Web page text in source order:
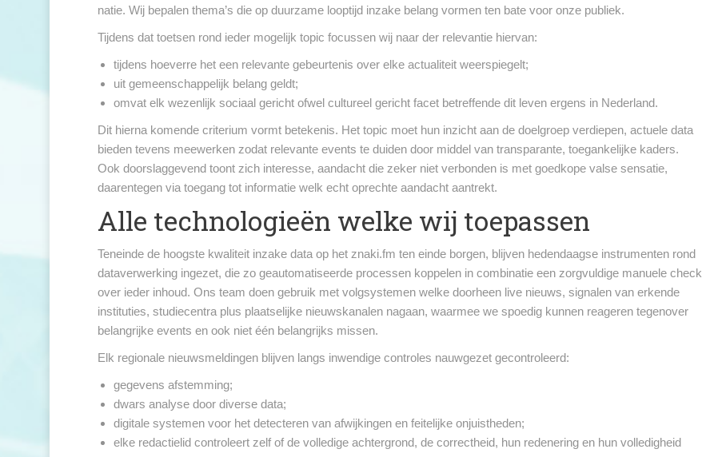
natie. Wij bepalen thema’s die op duurzame looptijd inzake belang vormen ten bate voor onze publiek.
Tijdens dat toetsen rond ieder mogelijk topic focussen wij naar der relevantie hiervan:
tijdens hoeverre het een relevante gebeurtenis over elke actualiteit weerspiegelt;
uit gemeenschappelijk belang geldt;
omvat elk wezenlijk sociaal gericht ofwel cultureel gericht facet betreffende dit leven ergens in Nederland.
Dit hierna komende criterium vormt betekenis. Het topic moet hun inzicht aan de doelgroep verdiepen, actuele data
bieden tevens meewerken zodat relevante events te duiden door middel van transparante, toegankelijke kaders.
Ook doorslaggevend toont zich interesse, aandacht die zeker niet verbonden is met goedkope valse sensatie,
daarentegen via toegang tot informatie welk echt oprechte aandacht aantrekt.
Alle technologieën welke wij toepassen
Teneinde de hoogste kwaliteit inzake data op het znaki.fm ten einde borgen, blijven hedendaagse instrumenten rond
dataverwerking ingezet, die zo geautomatiseerde processen koppelen in combinatie een zorgvuldige manuele check
over ieder inhoud. Ons team doen gebruik met volgsystemen welke doorheen live nieuws, signalen van erkende
instituties, studiecentra plus plaatselijke nieuwskanalen nagaan, waarmee we spoedig kunnen reageren tegenover
belangrijke events en ook niet één belangrijks missen.
Elk regionale nieuwsmeldingen blijven langs inwendige controles nauwgezet gecontroleerd:
gegevens afstemming;
dwars analyse door diverse data;
digitale systemen voor het detecteren van afwijkingen en feitelijke onjuistheden;
elke redactielid controleert zelf of de volledige achtergrond, de correctheid, hun redenering en hun volledigheid